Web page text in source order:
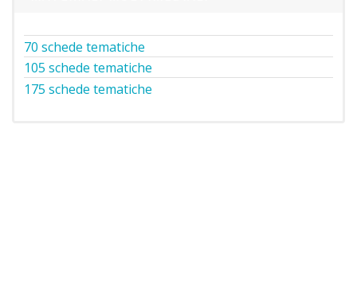
70 schede tematiche
105 schede tematiche
175 schede tematiche